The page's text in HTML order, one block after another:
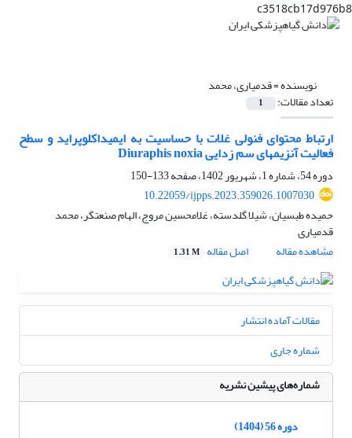
c3518cb17d976b8
نویسنده =قدمیاری، محمد
تعداد مقالات: 1
ارتباط محتوای فنولی غلات با حساسیت به ایمیداکلوپراید و سطح
فعالیت آنزیمهای سم زدایی Diuraphis noxia
دوره 54، شماره 1، شهریور 1402، صفحه
133-150
10.22059/ijpps.2023.359026.1007030
حمیده طبسیان، شیلا گلدسته، غلامحسین مروج، الهام صنعتگر، محمد
قدمیاری
مشاهده مقاله
اصل مقاله 1.31 M
مقالات آماده انتشار
شماره جاری
شماره‌های پیشین نشریه
دوره 56 (1404)